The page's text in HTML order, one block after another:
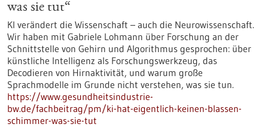
was sie tut“
KI verändert die Wissenschaft – auch die Neurowissenschaft.
Wir haben mit Gabriele Lohmann über Forschung an der
Schnittstelle von Gehirn und Algorithmus gesprochen: über
künstliche Intelligenz als Forschungswerkzeug, das
Decodieren von Hirnaktivität, und warum große
Sprachmodelle im Grunde nicht verstehen, was sie tun.
https://www.gesundheitsindustrie-
bw.de/fachbeitrag/pm/ki-hat-eigentlich-keinen-blassen-
schimmer-was-sie-tut